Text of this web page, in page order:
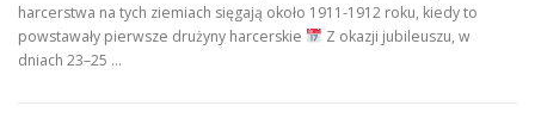
harcerstwa na tych ziemiach sięgają około 1911-1912 roku, kiedy to
powstawały pierwsze drużyny harcerskie
Z okazji jubileuszu, w
dniach 23–25 …